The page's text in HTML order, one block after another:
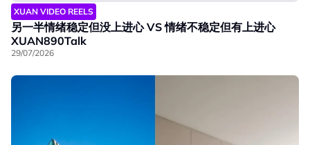
XUAN VIDEO REELS
另一半情绪稳定但没上进心 VS 情绪不稳定但有上进心
XUAN890Talk
29/07/2026